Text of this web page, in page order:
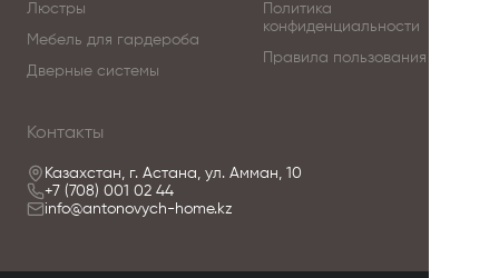
Люстры
Мебель для гардероба
Дверные системы
Политика
конфиденциальности
Правила пользования
Контакты
Казахстан, г. Астана, ул. Амман, 10
+7 (708) 001 02 44
info@antonovych-home.kz